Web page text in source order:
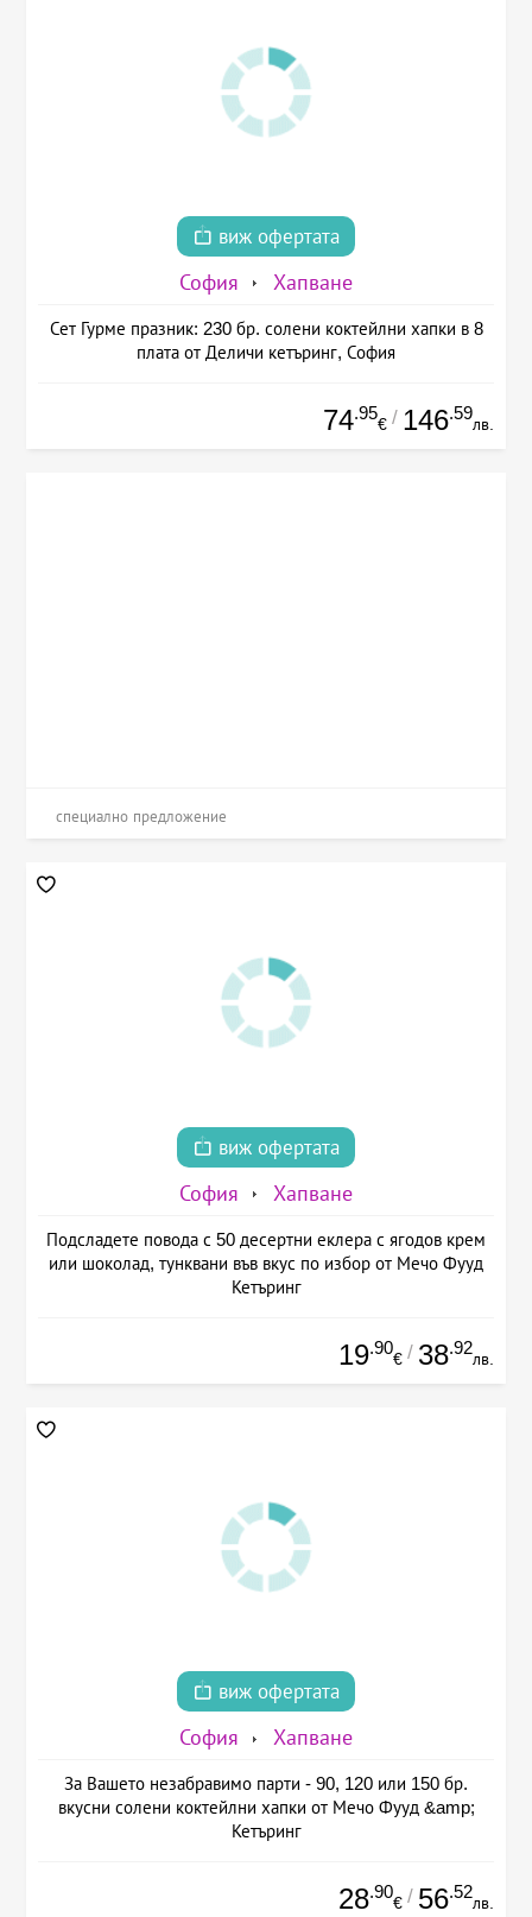
виж офертата
София Хапване
Сет Гурме празник: 230 бр. солени коктейлни хапки в 8
плата от Деличи кетъринг, София
74.95
€ / 146.59
лв.
специално предложение
виж офертата
София Хапване
Подсладете повода с 50 десертни еклера с ягодов крем
или шоколад, тунквани във вкус по избор от Мечо Фууд
Кетъринг
19.90
€ / 38.92
лв.
виж офертата
София Хапване
За Вашето незабравимо парти - 90, 120 или 150 бр.
вкусни солени коктейлни хапки от Мечо Фууд &amp;
Кетъринг
28.90
€ / 56.52
лв.